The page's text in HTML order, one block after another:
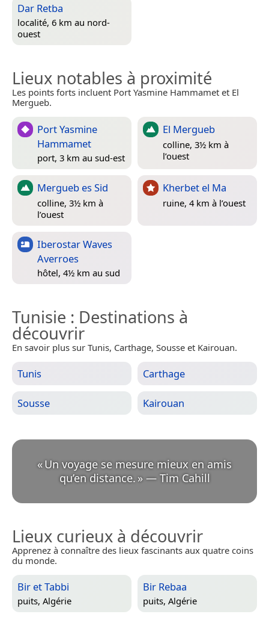
Dar Retba
localité, 6 km au nord-
ouest
Lieux notables à proximité
Les points forts incluent Port Yasmine Hammamet et El
Mergueb.
Port Yasmine
Hammamet
port, 3 km au sud-est
El Mergueb
colline, 3½ km à
l’ouest
Mergueb es Sid
colline, 3½ km à
l’ouest
Kherbet el Ma
ruine, 4 km à l’ouest
Iberostar Waves
Averroes
hôtel, 4½ km au sud
Tunisie : Destinations à
découvrir
En savoir plus sur Tunis, Carthage, Sousse et Kairouan.
Tunis Carthage
Sousse Kairouan
«Un voyage se mesure mieux en amis
qu’en distance. » — Tim Cahill
Lieux curieux à découvrir
Apprenez à connaître des lieux fascinants aux quatre coins
du monde.
Bir et Tabbi
puits, Algérie
Bir Rebaa
puits, Algérie